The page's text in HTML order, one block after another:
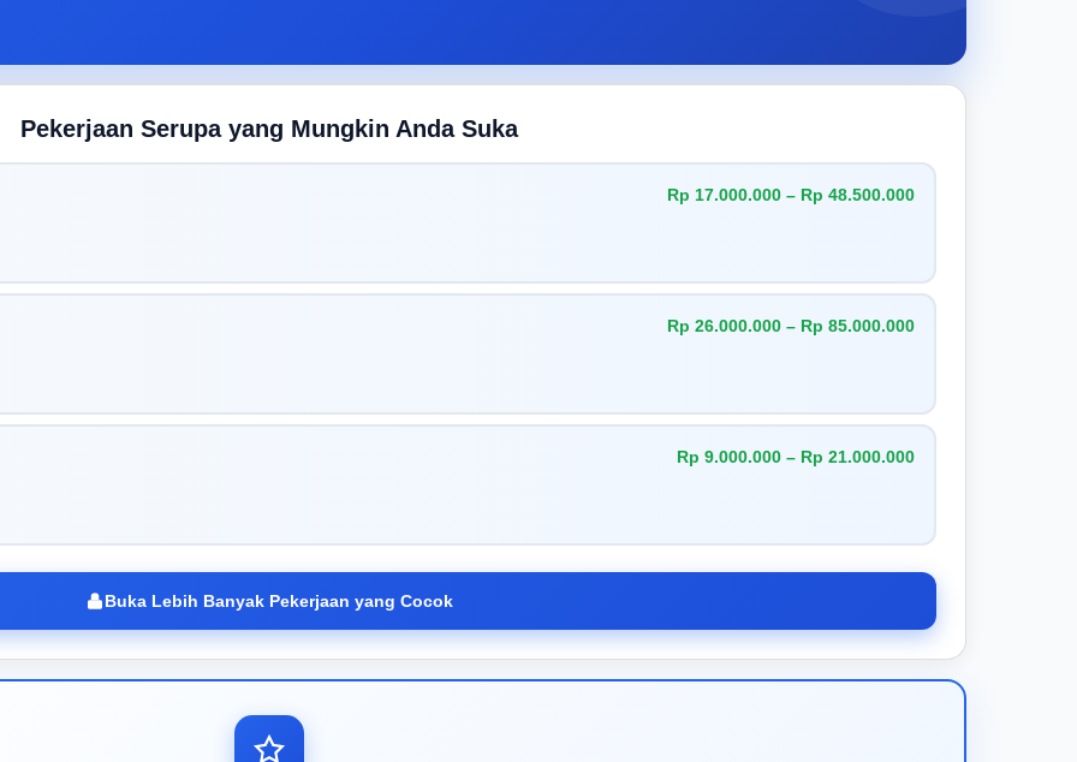
Pekerjaan Serupa yang Mungkin Anda Suka
Rp 17.000.000 – Rp 48.500.000
Rp 26.000.000 – Rp 85.000.000
Rp 9.000.000 – Rp 21.000.000
Buka Lebih Banyak Pekerjaan yang Cocok